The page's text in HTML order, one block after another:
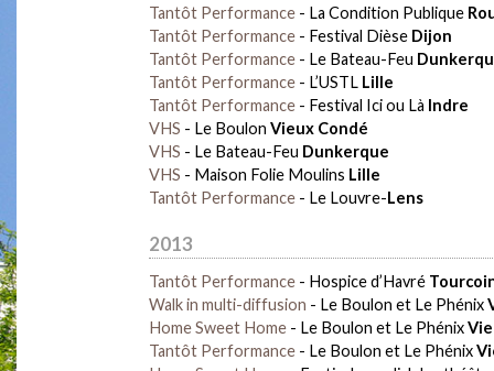
Tantôt Performance - La Condition Publique
Tantôt Performance - Festival Dièse Dijon
Tantôt Performance - Le Bateau-Feu
Tantôt Performance - L’USTL Lille
Tantôt Performance - Festival Ici ou Là Indre
VHS - Le Boulon Vieux Condé
VHS - Le Bateau-Feu Dunkerque
VHS - Maison Folie Moulins Lille
Tantôt Performance - Le Louvre-Lens
2013
Tantôt Performance - Hospice d’Havré
Walk in multi-diffusion - Le Boulon et Le Phénix
Home Sweet Home - Le Boulon et Le Phénix
Tantôt Performance - Le Boulon et Le Phénix